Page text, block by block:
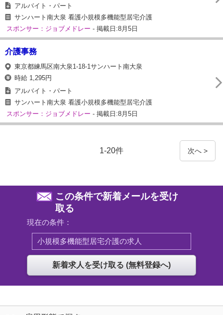
アルバイト・パート
サンハート南大泉 看護小規模多機能型居宅介護
スポンサー：ジョブメドレー - 掲載日:8月5日
介護事務
東京都練馬区南大泉1-18-1サンハート南大泉
時給 1,295円
アルバイト・パート
サンハート南大泉 看護小規模多機能型居宅介護
スポンサー：ジョブメドレー - 掲載日:8月5日
1-20件 次へ >
この条件で新着メールを受け
取る
現在の条件：
小規模多機能型居宅介護の求人